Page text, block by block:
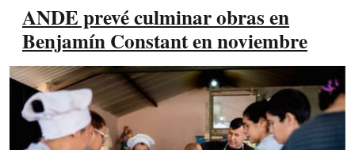
ANDE prevé culminar obras en
Benjamín Constant en noviembre